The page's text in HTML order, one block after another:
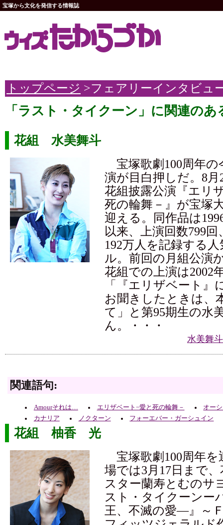
宝塚から文化を発信する情報誌
トップページ >フェアリーインタビュ
「ラスト・タイクーン」に関連のあ
花組 水美舞斗
宝塚歌劇100周年の
演が目白押しだ。8月
花組披露公演『エリ
死の輪舞－』が宝塚
迎える。同作品は
以来、上演回数799
192万人を記録する
ル。前回の月組公演
花組での上演は2002
「『エリザベート』
お聞きしたときは、
て」と第95期生の水
ん。・・・
水美舞
関連語句:
Amourそれは… エリザベート−愛と死の輪舞－
オー
カナリア
ノクターン フォーエバー・ガーシュイン
花組 柚香 光
宝塚歌劇100周年を
場では3月17日まで
スター蘭寿とむのサ
スト・タイクーンー
王、不滅の愛―』～